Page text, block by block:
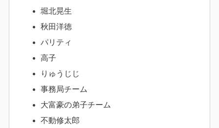
堀北晃生
秋田洋徳
パリティ
高子
りゅうじじ
事務局チーム
大富豪の弟子チーム
不動修太郎